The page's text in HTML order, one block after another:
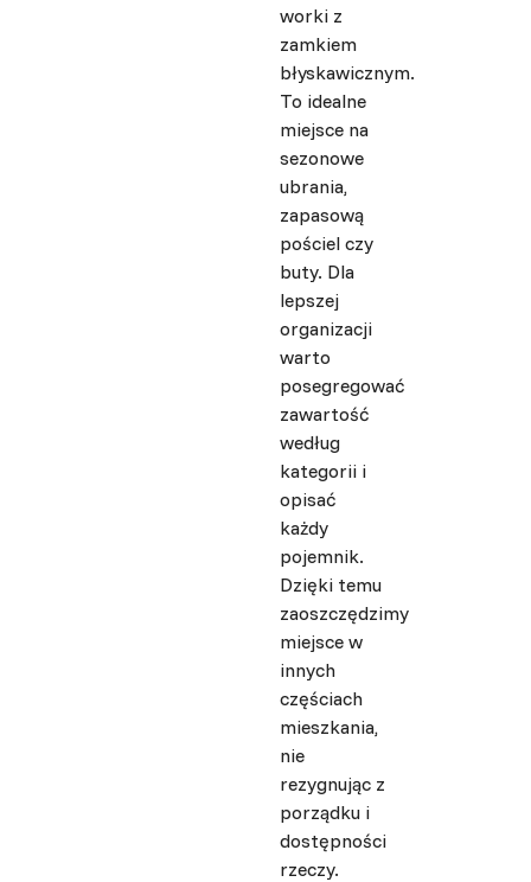
worki z
zamkiem
błyskawicznym.
To idealne
miejsce na
sezonowe
ubrania,
zapasową
pościel czy
buty. Dla
lepszej
organizacji
warto
posegregować
zawartość
według
kategorii i
opisać
każdy
pojemnik.
Dzięki temu
zaoszczędzimy
miejsce w
innych
częściach
mieszkania,
nie
rezygnując z
porządku i
dostępności
rzeczy.